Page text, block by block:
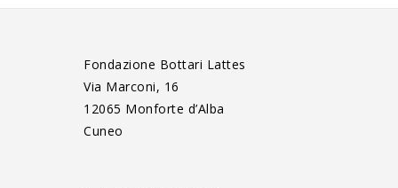
Fondazione Bottari Lattes
Via Marconi, 16
12065 Monforte d’Alba
Cuneo